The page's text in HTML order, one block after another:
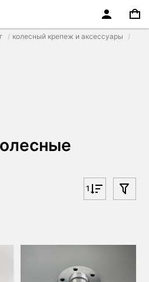
колесный крепеж и аксессуары
1